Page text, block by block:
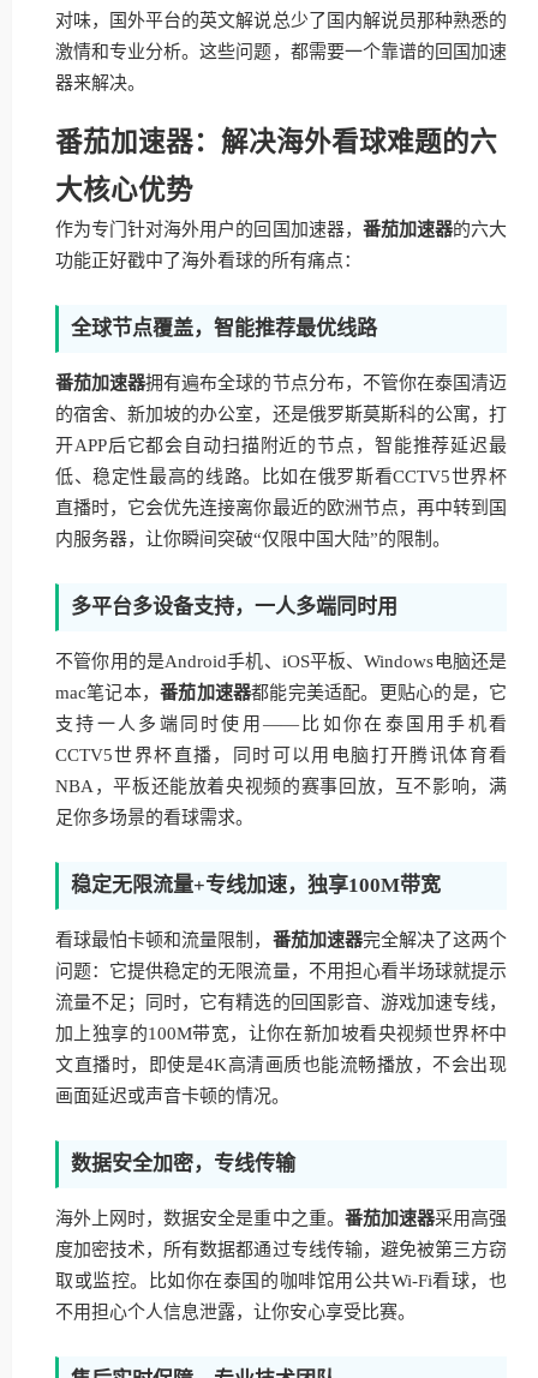
对味，国外平台的英文解说总少了国内解说员那种熟悉的
激情和专业分析。这些问题，都需要一个靠谱的回国加速
器来解决。
番茄加速器：解决海外看球难题的六
大核心优势
作为专门针对海外用户的回国加速器， 番茄加速器的六大
功能正好戳中了海外看球的所有痛点：
全球节点覆盖，智能推荐最优线路
番茄加速器拥有遍布全球的节点分布，不管你在泰国清迈
的宿舍、新加坡的办公室，还是俄罗斯莫斯科的公寓，打
开APP后它都会自动扫描附近的节点，智能推荐延迟最
低、稳定性最高的线路。比如在俄罗斯看CCTV5世界杯
直播时，它会优先连接离你最近的欧洲节点，再中转到国
内服务器，让你瞬间突破“仅限中国大陆”的限制。
多平台多设备支持，一人多端同时用
不管你用的是Android手机、iOS平板、Windows电脑还是
mac笔记本，番茄加速器都能完美适配。更贴心的是，它
支持一人多端同时使用——比如你在泰国用手机看
CCTV5世界杯直播，同时可以用电脑打开腾讯体育看
NBA，平板还能放着央视频的赛事回放，互不影响，满
足你多场景的看球需求。
稳定无限流量+专线加速，独享100M带宽
看球最怕卡顿和流量限制， 番茄加速器完全解决了这两个
问题：它提供稳定的无限流量，不用担心看半场球就提示
流量不足；同时，它有精选的回国影音、游戏加速专线，
加上独享的100M带宽，让你在新加坡看央视频世界杯中
文直播时，即使是4K高清画质也能流畅播放，不会出现
画面延迟或声音卡顿的情况。
数据安全加密，专线传输
海外上网时，数据安全是重中之重。 番茄加速器采用高强
度加密技术，所有数据都通过专线传输，避免被第三方窃
取或监控。比如你在泰国的咖啡馆用公共Wi-Fi看球，也
不用担心个人信息泄露，让你安心享受比赛。